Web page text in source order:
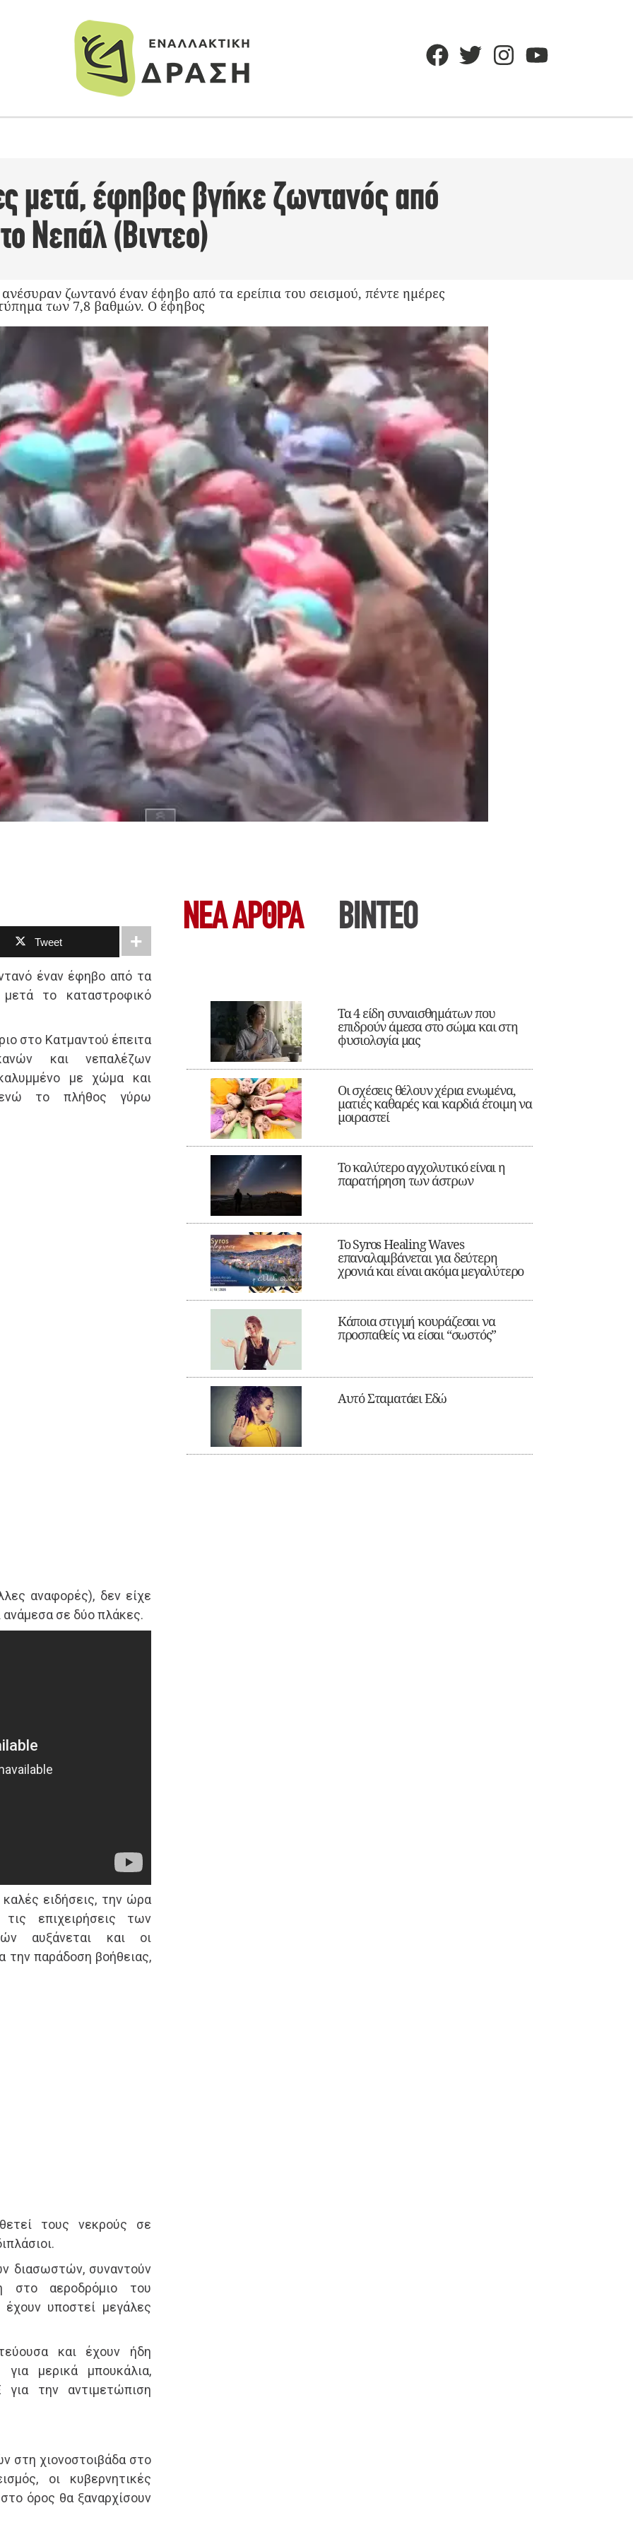
μετά, έφηβος βγήκε ζωντανός από
Νεπάλ (Βιντεο)
ζωντανό έναν έφηβο από τα ερείπια του σεισμού, πέντε ημέρες
των 7,8 βαθμών. Ο έφηβος
Tweet
έναν έφηβο από τα
το καταστροφικό
στο Κατμαντού έπειτα
και νεπαλέζων
με χώμα και
το πλήθος γύρω
αναφορές), δεν είχε
ανάμεσα σε δύο πλάκες.
ειδήσεις, την ώρα
επιχειρήσεις των
αυξάνεται και οι
την παράδοση βοήθειας,
τους νεκρούς σε
διασωστών, συναντούν
στο αεροδρόμιο του
υποστεί μεγάλες
και έχουν ήδη
μερικά μπουκάλια,
την αντιμετώπιση
στη χιονοστοιβάδα στο
οι κυβερνητικές
όρος θα ξαναρχίσουν
ΝΕΑ ΆΡΘΡΑ ΒΙΝΤΕΟ
Τα 4 είδη συναισθημάτων που
επιδρούν άμεσα στο σώμα και στη
φυσιολογία μας
Οι σχέσεις θέλουν χέρια ενωμένα,
ματιές καθαρές και καρδιά έτοιμη να
μοιραστεί
Το καλύτερο αγχολυτικό είναι η
παρατήρηση των άστρων
Το Syros Healing Waves
επαναλαμβάνεται για δεύτερη
χρονιά και είναι ακόμα μεγαλύτερο
Κάποια στιγμή κουράζεσαι να
προσπαθείς να είσαι “σωστός”
Αυτό Σταματάει Εδώ